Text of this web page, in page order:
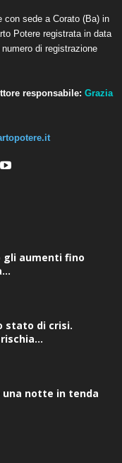
con sede a Corato (Ba) in
Potere registrata in data
di registrazione
responsabile: Grazia
gli aumenti fino
stato di crisi.
una notte in tenda